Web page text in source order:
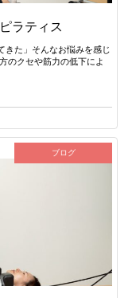
ラティス
きた」そんなお悩みを感じ
のクセや筋力の低下によ
ブログ